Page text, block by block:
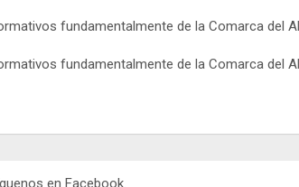
fundamentalmente de la Comarca del
fundamentalmente de la Comarca del
en Facebook.